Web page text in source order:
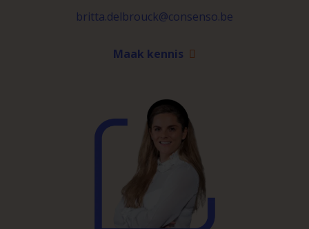
britta.delbrouck@consenso.be
Maak kennis